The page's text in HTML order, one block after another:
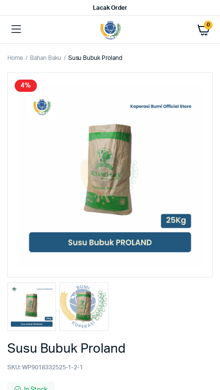
Lacak Order
0
Home Bahan Baku Susu Bubuk Proland
4%
Susu Bubuk Proland
SKU: WP9018332525-1-2-1